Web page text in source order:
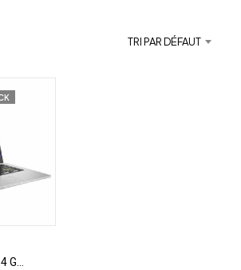
TRI PAR DÉFAUT
Go